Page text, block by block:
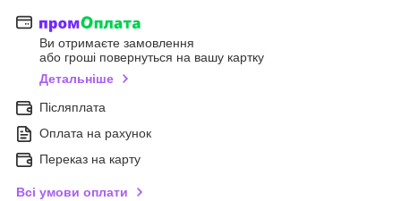
Ви отримаєте замовлення
або гроші повернуться на вашу картку
Детальніше
Післяплата
Оплата на рахунок
Переказ на карту
Всі умови оплати